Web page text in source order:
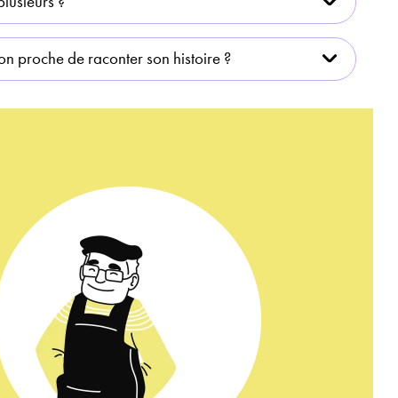
proche de raconter son histoire ?